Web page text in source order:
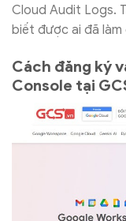
Cloud Audit Logs.
biết được ai đã
Cách đăng ký
Console tại